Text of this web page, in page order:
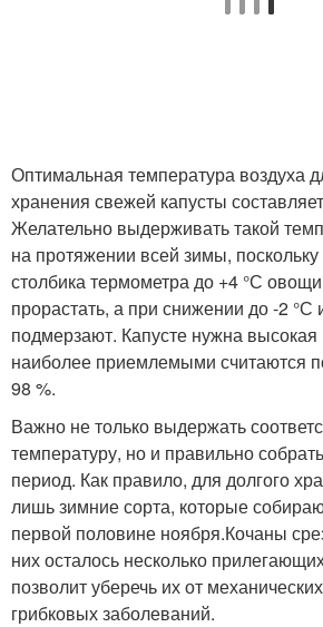
Оптимальная температура воздуха
хранения свежей капусты
Желательно выдерживать такой
на протяжении всей зимы,
столбика термометра до +4 °С
прорастать, а при снижении до -2 °С
подмерзают. Капусте нужна
наиболее приемлемыми считаются
98 %.
Важно не только выдержать
температуру, но и правильно
период. Как правило, для долгого
лишь зимние сорта, которые
первой половине ноября.Кочаны
них осталось несколько
позволит уберечь их от
грибковых заболеваний.